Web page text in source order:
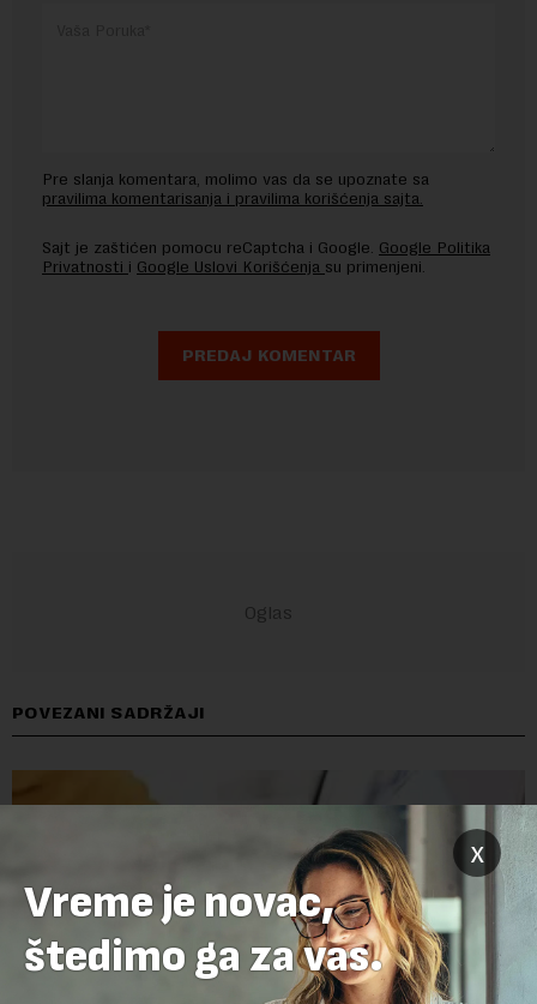
Pre slanja komentara, molimo vas da se upoznate sa
pravilima komentarisanja i pravilima korišćenja sajta.
Sajt je zaštićen pomocu reCaptcha i Google. Google Politika
Privatnosti i Google Uslovi Korišćenja su primenjeni.
POVEZANI SADRŽAJI
x
Vreme je novac,
štedimo ga za vas.